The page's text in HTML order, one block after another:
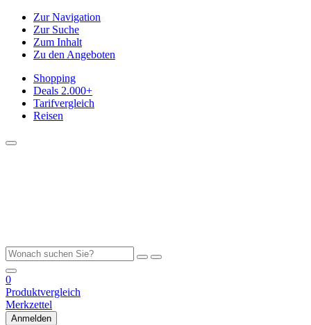
Zur Navigation
Zur Suche
Zum Inhalt
Zu den Angeboten
Shopping
Deals 2.000+
Tarifvergleich
Reisen
0
Produktvergleich
Merkzettel
Anmelden